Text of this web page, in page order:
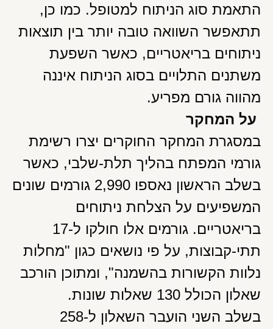
התאמת סוג הניתוח למטופל. כמו כן,
תתאפשר השוואה טובה יותר בין תוצאות
ניתוחים בריאטריים, כאשר השפעת
משתנים התלויים בסוג הניתוח איננה
מהווה גורם מפריע.
על המחקר
במסגרת המחקר החוקרים יצרו רשימת
גורמי המפתח בהליך תלת-שלבי, כאשר
בשלב הראשון נאספו 2,990 גורמים שונים
המשפיעים על הצלחת ניתוחים
בריאטריים. גורמים אלו חולקו ל-17
תתי-קבוצות, על פי נושאים כגון "מחלות
נלוות הקשורות בהשמנה", ומתוכן הורכב
שאלון הכולל 130 שאלות שונות.
בשלב השני הועבר השאלון ל-258